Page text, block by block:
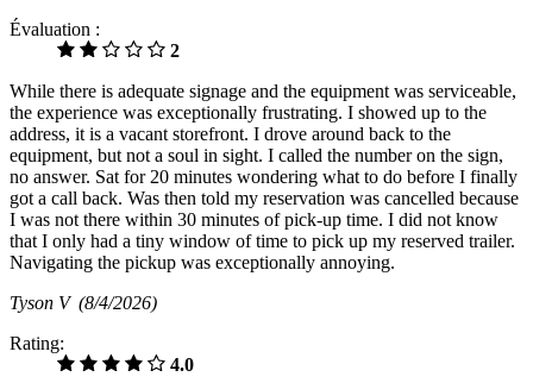
Évaluation :
2
While there is adequate signage and the equipment was serviceable,
the experience was exceptionally frustrating. I showed up to the
address, it is a vacant storefront. I drove around back to the
equipment, but not a soul in sight. I called the number on the sign,
no answer. Sat for 20 minutes wondering what to do before I finally
got a call back. Was then told my reservation was cancelled because
I was not there within 30 minutes of pick-up time. I did not know
that I only had a tiny window of time to pick up my reserved trailer.
Navigating the pickup was exceptionally annoying.
Tyson V (8/4/2026)
Rating:
4.0